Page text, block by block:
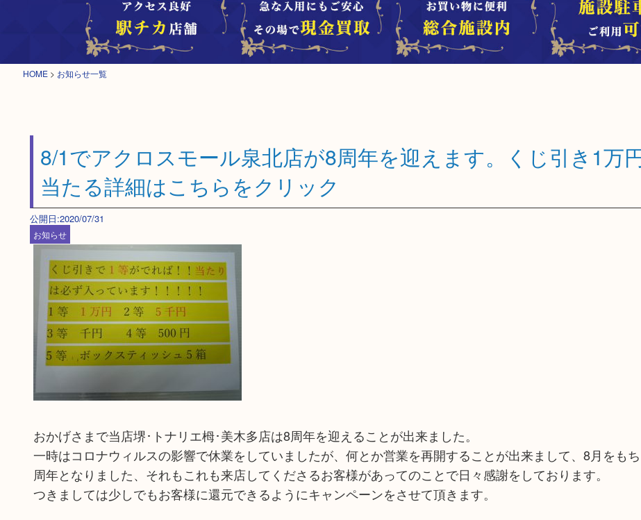
HOME > お知らせ一覧
8/1でアクロスモール泉北店が8周年を迎えます。くじ引き1万
当たる詳細はこちらをクリック
公開日:2020/07/31
お知らせ
おかげさまで当店堺･トナリエ栂･美木多店は8周年を迎えることが出来ました。
一時はコロナウィルスの影響で休業をしていましたが、何とか営業を再開することが出来まして、8月をも
周年となりました、それもこれも来店してくださるお客様があってのことで日々感謝をしております。
つきましては少しでもお客様に還元できるようにキャンペーンをさせて頂きます。